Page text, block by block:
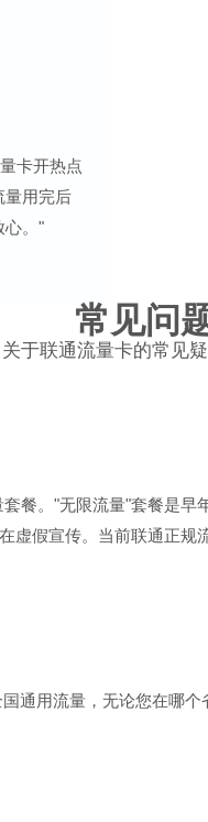
卡开热点
量用完后
心。"
常见问
关于联通流量卡的常见
餐。"无限流量"套餐是
虚假宣传。当前联通正
通用流量，无论您在哪